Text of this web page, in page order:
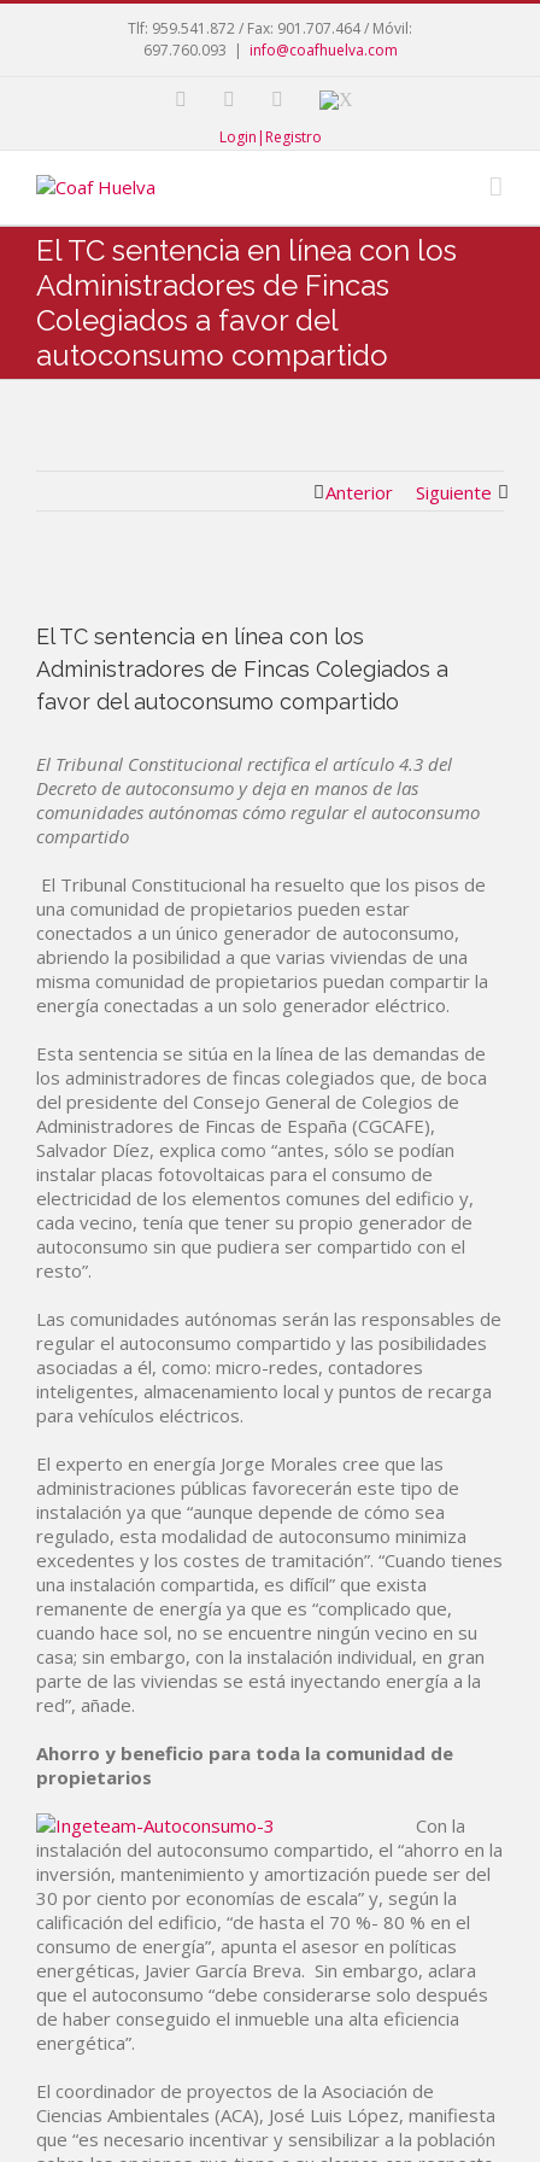
Tlf: 959.541.872 / Fax: 901.707.464 / Móvil:
697.760.093 | info@coafhuelva.com
Login|Registro
El TC sentencia en línea con los
Administradores de Fincas
Colegiados a favor del
autoconsumo compartido
Anterior Siguiente
El TC sentencia en línea con los
Administradores de Fincas Colegiados a
favor del autoconsumo compartido
El Tribunal Constitucional rectifica el artículo 4.3 del
Decreto de autoconsumo y deja en manos de las
comunidades autónomas cómo regular el autoconsumo
compartido
El Tribunal Constitucional ha resuelto que los pisos de
una comunidad de propietarios pueden estar
conectados a un único generador de autoconsumo,
abriendo la posibilidad a que varias viviendas de una
misma comunidad de propietarios puedan compartir la
energía conectadas a un solo generador eléctrico.
Esta sentencia se sitúa en la línea de las demandas de
los administradores de fincas colegiados que, de boca
del presidente del Consejo General de Colegios de
Administradores de Fincas de España (CGCAFE),
Salvador Díez, explica como “antes, sólo se podían
instalar placas fotovoltaicas para el consumo de
electricidad de los elementos comunes del edificio y,
cada vecino, tenía que tener su propio generador de
autoconsumo sin que pudiera ser compartido con el
resto”.
Las comunidades autónomas serán las responsables de
regular el autoconsumo compartido y las posibilidades
asociadas a él, como: micro-redes, contadores
inteligentes, almacenamiento local y puntos de recarga
para vehículos eléctricos.
El experto en energía Jorge Morales cree que las
administraciones públicas favorecerán este tipo de
instalación ya que “aunque depende de cómo sea
regulado, esta modalidad de autoconsumo minimiza
excedentes y los costes de tramitación”. “Cuando tienes
una instalación compartida, es difícil” que exista
remanente de energía ya que es “complicado que,
cuando hace sol, no se encuentre ningún vecino en su
casa; sin embargo, con la instalación individual, en gran
parte de las viviendas se está inyectando energía a la
red”, añade.
Ahorro y beneficio para toda la comunidad de
propietarios
Con la
instalación del autoconsumo compartido, el “ahorro en la
inversión, mantenimiento y amortización puede ser del
30 por ciento por economías de escala” y, según la
calificación del edificio, “de hasta el 70 %- 80 % en el
consumo de energía”, apunta el asesor en políticas
energéticas, Javier García Breva. Sin embargo, aclara
que el autoconsumo “debe considerarse solo después
de haber conseguido el inmueble una alta eficiencia
energética”.
El coordinador de proyectos de la Asociación de
Ciencias Ambientales (ACA), José Luis López, manifiesta
que “es necesario incentivar y sensibilizar a la población